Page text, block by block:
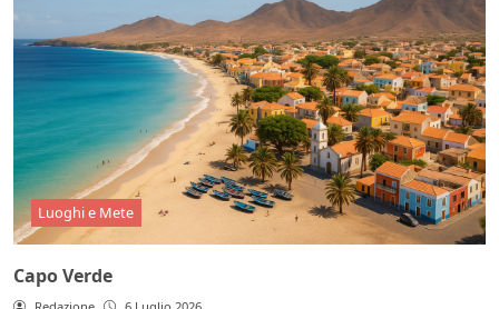
Luoghi e Mete
Capo Verde